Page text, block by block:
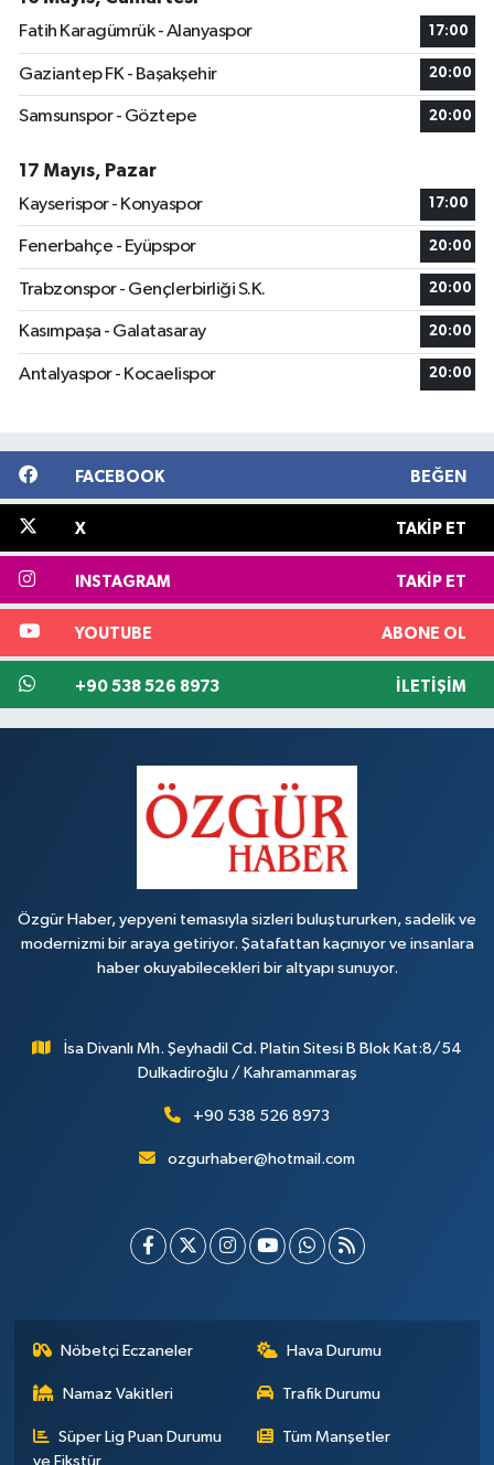
Fatih Karagümrük - Alanyaspor
17:00
Gaziantep FK - Başakşehir 20:00
Samsunspor - Göztepe 20:00
17 Mayıs, Pazar
Kayserispor - Konyaspor
17:00
Fenerbahçe - Eyüpspor 20:00
Trabzonspor - Gençlerbirliği S.K. 20:00
Kasımpaşa - Galatasaray 20:00
Antalyaspor - Kocaelispor 20:00
FACEBOOK BEĞEN
X TAKIP ET
INSTAGRAM TAKIP ET
YOUTUBE ABONE OL
+90 538 526 8973 İLETIŞIM
Özgür Haber, yepyeni temasıyla sizleri buluştururken, sadelik ve
modernizmi bir araya getiriyor. Şatafattan kaçınıyor ve insanlara
haber okuyabilecekleri bir altyapı sunuyor.
İsa Divanlı Mh. Şeyhadil Cd. Platin Sitesi B Blok Kat:8/54
Dulkadiroğlu / Kahramanmaraş
+90 538 526 8973
ozgurhaber@hotmail.com
Nöbetçi Eczaneler Hava Durumu
Namaz Vakitleri Trafik Durumu
Süper Lig Puan Durumu
ve Fikstür
Tüm Manşetler